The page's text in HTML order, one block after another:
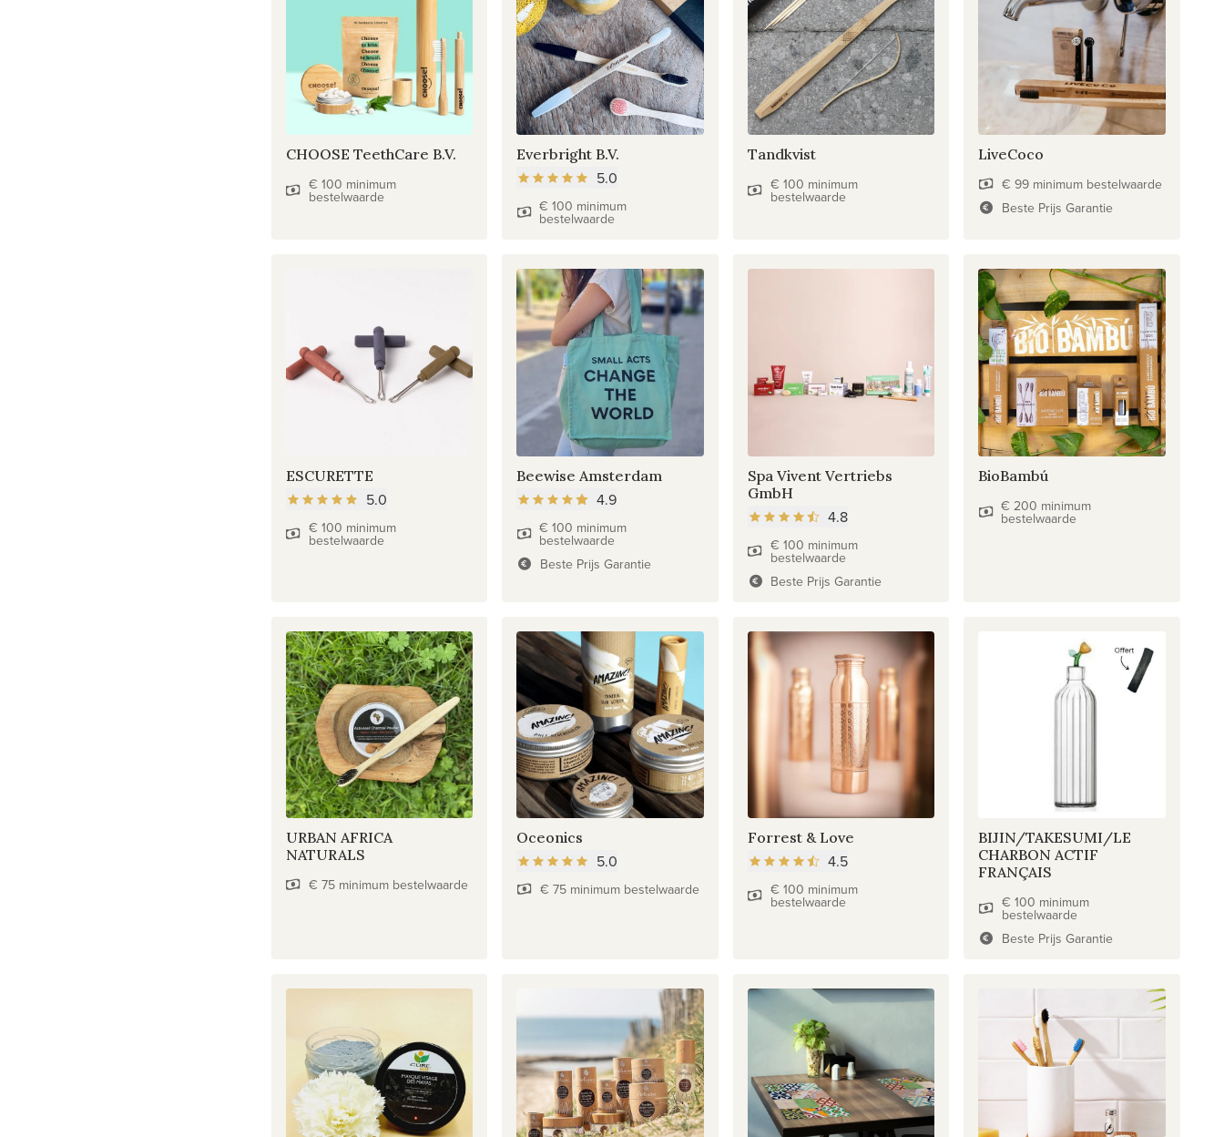
CHOOSE TeethCare B.V.
€ 100 minimum
bestelwaarde
Everbright B.V.
5.0
€ 100 minimum
bestelwaarde
Tandkvist
€ 100 minimum
bestelwaarde
LiveCoco
€ 99 minimum bestelwaarde
Beste Prijs Garantie
ESCURETTE
5.0
€ 100 minimum
bestelwaarde
Beewise Amsterdam
4.9
€ 100 minimum
bestelwaarde
Beste Prijs Garantie
Spa Vivent Vertriebs
GmbH
4.8
€ 100 minimum
bestelwaarde
Beste Prijs Garantie
BioBambú
€ 200 minimum
bestelwaarde
URBAN AFRICA
NATURALS
€ 75 minimum bestelwaarde
Oceonics
5.0
€ 75 minimum bestelwaarde
Forrest & Love
4.5
€ 100 minimum
bestelwaarde
BIJIN/TAKESUMI/LE
CHARBON ACTIF
FRANÇAIS
€ 100 minimum
bestelwaarde
Beste Prijs Garantie